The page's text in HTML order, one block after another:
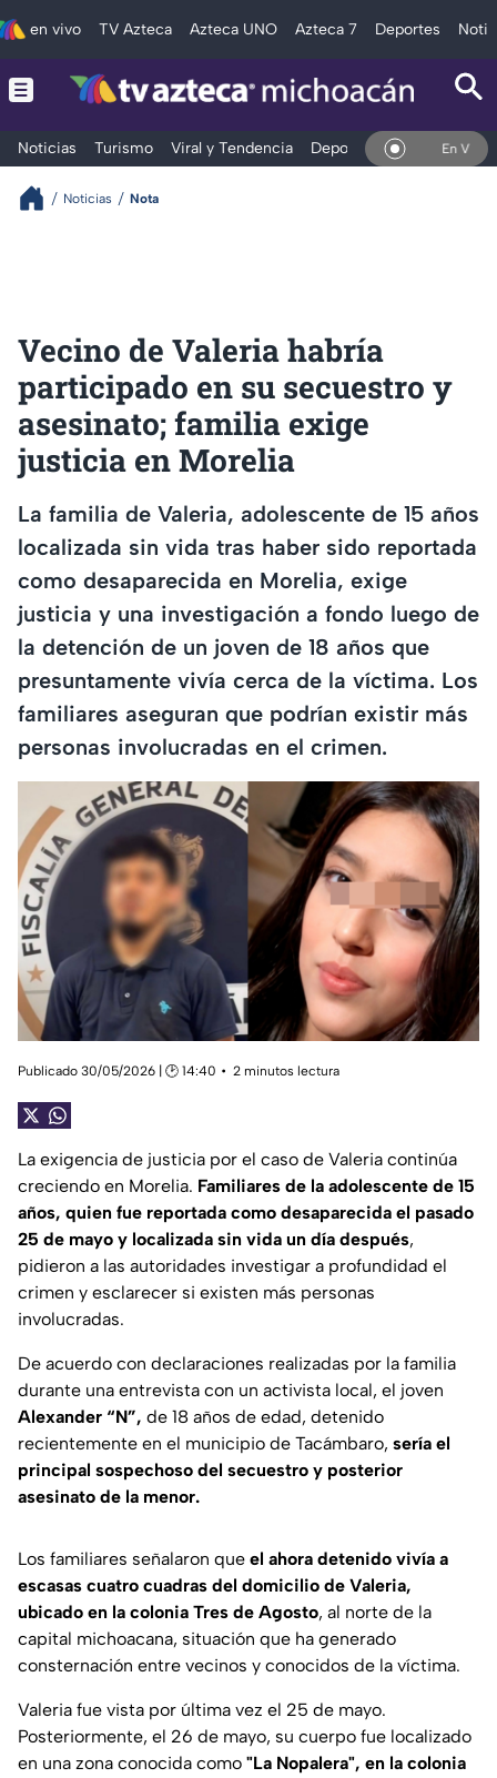
en vivo TV Azteca Azteca UNO Azteca 7 Deportes
Noticias Turismo Viral y Tendencia Deportes Espectáculos
En Vivo
Noticias Nota
Vecino de Valeria habría
participado en su secuestro y
asesinato; familia exige
justicia en Morelia
La familia de Valeria, adolescente de 15 años
localizada sin vida tras haber sido reportada
como desaparecida en Morelia, exige
justicia y una investigación a fondo luego de
la detención de un joven de 18 años que
presuntamente vivía cerca de la víctima. Los
familiares aseguran que podrían existir más
personas involucradas en el crimen.
Publicado 30/05/2026 | 🕑 14:40 2 minutos lectura
La exigencia de justicia por el caso de Valeria continúa
creciendo en Morelia. Familiares de la adolescente de 15
años, quien fue reportada como desaparecida el pasado
25 de mayo y localizada sin vida un día después,
pidieron a las autoridades investigar a profundidad el
crimen y esclarecer si existen más personas
involucradas.
De acuerdo con declaraciones realizadas por la familia
durante una entrevista con un activista local, el joven
Alexander “N”, de 18 años de edad, detenido
recientemente en el municipio de Tacámbaro, sería el
principal sospechoso del secuestro y posterior
asesinato de la menor.
Los familiares señalaron que el ahora detenido vivía a
escasas cuatro cuadras del domicilio de Valeria,
ubicado en la colonia Tres de Agosto, al norte de la
capital michoacana, situación que ha generado
consternación entre vecinos y conocidos de la víctima.
Valeria fue vista por última vez el 25 de mayo.
Posteriormente, el 26 de mayo, su cuerpo fue localizado
en una zona conocida como "La Nopalera", en la colonia